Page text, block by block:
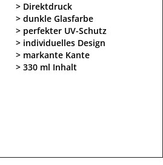
Direktdruck
dunkle Glasfarbe
perfekter UV-Schutz
individuelles Design
markante Kante
330 ml Inhalt